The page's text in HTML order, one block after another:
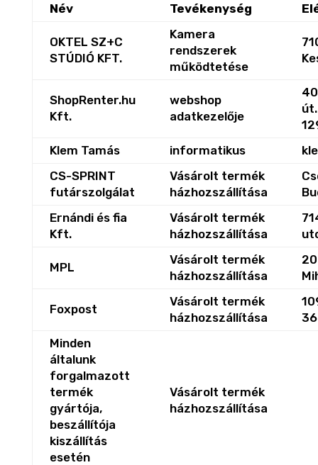
Név Tevékenység
OKTEL SZ+C
STÚDIÓ KFT.
Kamera
rendszerek
működtetése
ShopRenter.hu
Kft.
webshop
adatkezelője
út.
Klem Tamás
informatikus
CS-SPRINT
futárszolgálat
Vásárolt termék
házhozszállítása
Ernándi és fia
Kft.
Vásárolt termék
házhozszállítása
MPL
Vásárolt termék
házhozszállítása
Foxpost
Vásárolt termék
házhozszállítása
Minden
általunk
forgalmazott
termék
gyártója,
beszállítója
kiszállítás
esetén
Vásárolt termék
házhozszállítása